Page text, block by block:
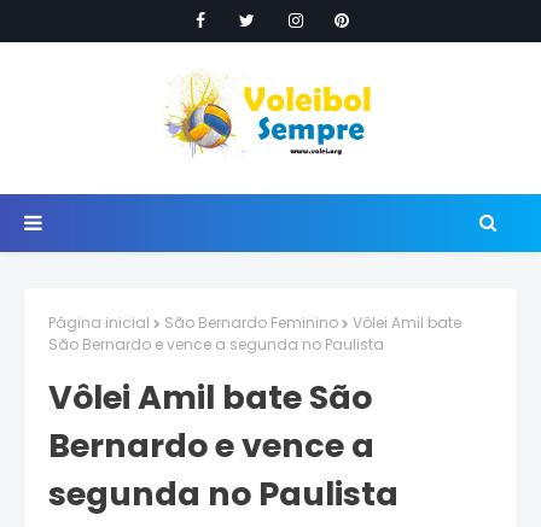
Página inicial São Bernardo Feminino
Vôlei Amil bate
São Bernardo e vence a segunda no Paulista
Vôlei Amil bate São
Bernardo e vence a
segunda no Paulista